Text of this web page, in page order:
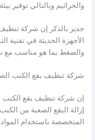
والجراثيم وبالتالي توفير
جدير بالذكر إن شركة
الأجهزة الحديثة في تقنية
والضغط بما هو مناسب مع
شركة تنظيف بقع الكنب
إن شركة تنظيف بقع الكنب
إزالة البقع الصعبة من
المتخصصة باستخدام المواد